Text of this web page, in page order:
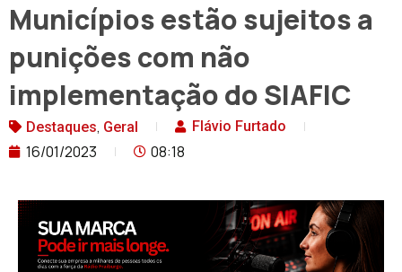
Municípios estão sujeitos a
punições com não
implementação do SIAFIC
Destaques, Geral Flávio Furtado
16/01/2023 08:18